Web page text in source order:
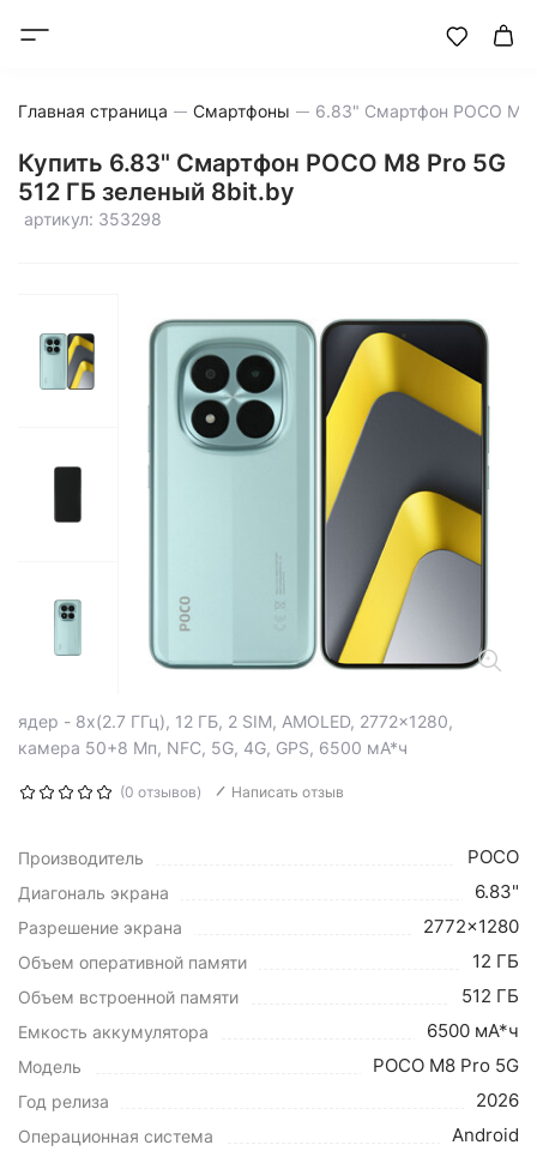
Главная страница Смартфоны
Купить 6.83" Смартфон POCO M8 Pro 5G
512 ГБ зеленый 8bit.by
артикул: 353298
ядер - 8x(2.7 ГГц), 12 ГБ, 2 SIM, AMOLED, 2772x1280,
камера 50+8 Мп, NFC, 5G, 4G, GPS, 6500 мА*ч
(0 отзывов) Написать отзыв
Производитель POCO
Диагональ экрана 6.83"
Разрешение экрана 2772x1280
Объем оперативной памяти 12 ГБ
Объем встроенной памяти 512 ГБ
Емкость аккумулятора 6500 мА*ч
Модель POCO M8 Pro 5G
Год релиза 2026
Операционная система Android